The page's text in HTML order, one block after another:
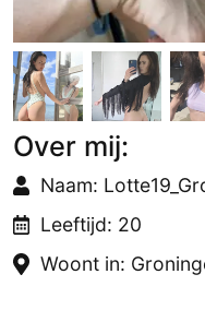
Over mij:
Naam:
Leeftijd: 20
Woont in: